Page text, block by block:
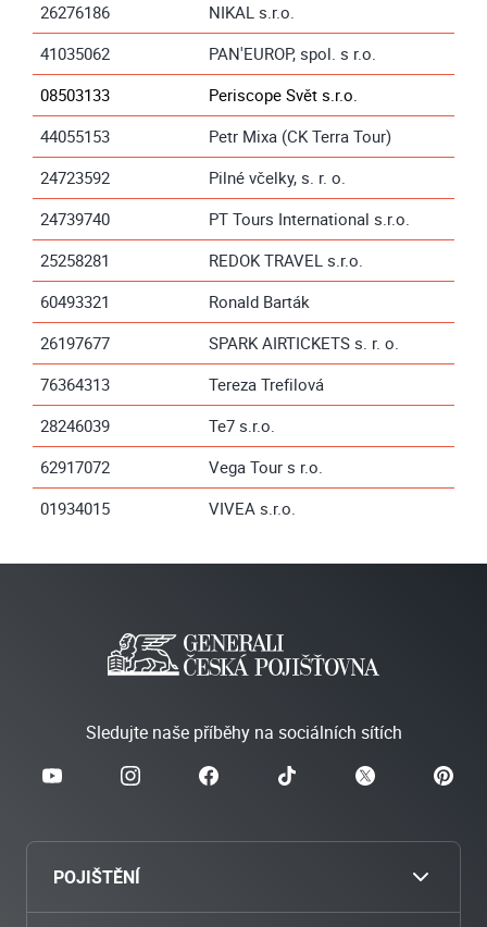
26276186
NIKAL s.r.o.
41035062
PAN'EUROP, spol. s r.o.
08503133
Periscope Svět s.r.o.
44055153
Petr Mixa (CK Terra Tour)
24723592
Pilné včelky, s. r. o.
24739740
PT Tours International s.r.o.
25258281
REDOK TRAVEL s.r.o.
60493321
Ronald Barták
26197677
SPARK AIRTICKETS s. r. o.
76364313
Tereza Trefilová
28246039
Te7 s.r.o.
62917072
Vega Tour s r.o.
01934015
VIVEA s.r.o.
Sledujte naše příběhy na sociálních sítích
POJIŠTĚNÍ